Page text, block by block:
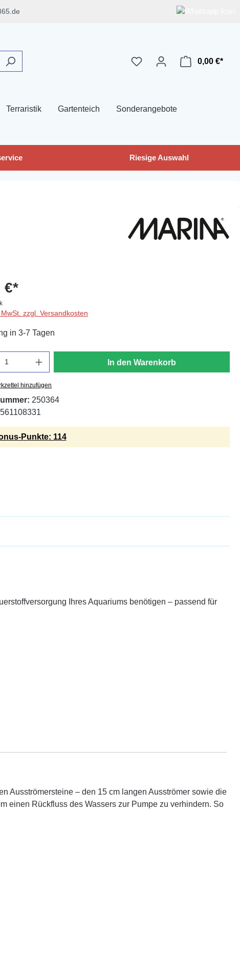
0,00 €*
Terraristik Gartenteich Sonderangebote
Riesige Auswahl
€*
zzgl. Versandkosten
in 3-7 Tagen
In den Warenkorb
hinzufügen
250364
Punkte: 114
Ihres Aquariums benötigen – passend für
Ausströmersteine – den 15 cm langen Ausströmer sowie die
einen Rückfluss des Wassers zur Pumpe zu verhindern. So